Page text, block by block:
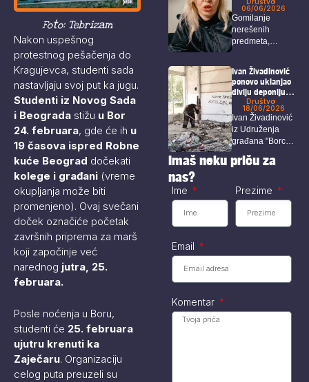
Foto: Tebrizam
Nakon uspešnog
protestnog pešačenja do
Kragujevca, studenti sada
nastavljaju svoj put ka jugu.
Studenti iz Novog Sada
i Beograda stižu u Bor
24. februara, gde će ih u
19 časova ispred Robne
kuće Beograd dočekati
kolege i građani (vreme
okupljanja može biti
promenjeno). Ovaj svečani
doček označiće početak
završnih priprema za marš
koji započinje već
narednog jutra, 25.
februara.
Posle noćenja u Boru,
studenti će 25. februara
ujutru krenuti ka
Zaječaru. Organizaciju
celog puta preuzeli su
navodi o čekanju
rešenja za isplatu
neistiniti –
Održan protest
ispred CSR
06/06/2026
Gomilanje
nerešenih
predmeta,
kašnjenje isplata
za porodilje,
onkološke
bolesnike...
Ivan Živadinović
ponovo uklanjao
divlju deponiju
koja ugrožava i
zdravlje i
bezbednost
građana Bora
Društvo
18/06/2026
Ivan Živadinović
iz Udruženja
građana "Borci
je...
Imaš neku priču za
nas?
Ime Prezime
Email
Komentar